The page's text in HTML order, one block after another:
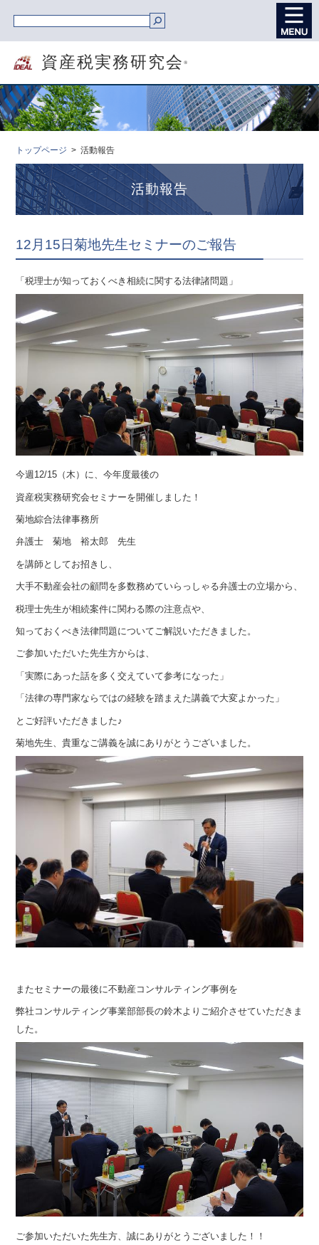
資産税実務研究会 ®
トップページ 活動報告
活動報告
12月15日菊地先生セミナーのご報告
「税理士が知っておくべき相続に関する法律諸問題」
今週12/15（木）に、今年度最後の
資産税実務研究会セミナーを開催しました！
菊地綜合法律事務所
弁護士 菊地 裕太郎 先生
を講師としてお招きし、
大手不動産会社の顧問を多数務めていらっしゃる弁護士の立場から、
税理士先生が相続案件に関わる際の注意点や、
知っておくべき法律問題についてご解説いただきました。
ご参加いただいた先生方からは、
「実際にあった話を多く交えていて参考になった」
「法律の専門家ならではの経験を踏まえた講義で大変よかった」
とご好評いただきました♪
菊地先生、貴重なご講義を誠にありがとうございました。
またセミナーの最後に不動産コンサルティング事例を
弊社コンサルティング事業部部長の鈴木よりご紹介させていただきま
した。
ご参加いただいた先生方、誠にありがとうございました！！